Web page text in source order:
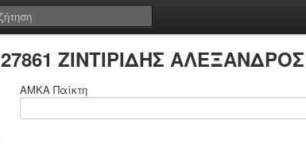
27861 ΖΙΝΤΙΡΙΔΗΣ
ΑΜΚΑ Παίκτη